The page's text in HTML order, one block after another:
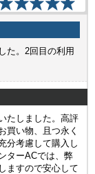
た。2回目の利用
たしました。高評
買い物、且つ永く
分考慮して購入し
ターACでは、弊
ますので安心して